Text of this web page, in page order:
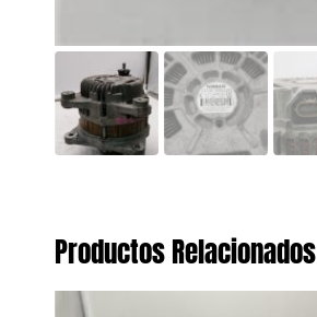
Productos Relacionados